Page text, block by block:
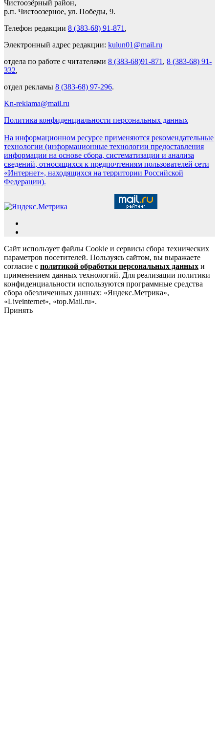
Чистоозёрный район,
р.п. Чистоозерное, ул. Победы, 9.
Телефон редакции 8 (383-68) 91-871 ,
Электронный адрес редакции: kulun01@mail.ru
отдела по работе с читателями 8 (383-68)91-871 , 8 (383-68) 91-
332,
отдел рекламы 8 (383-68) 97-296.
Kn-reklama@mail.ru
Политика конфиденциальности персональных данных
На информационном ресурсе применяются рекомендательные
технологии (информационные технологии предоставления
информации на основе сбора, систематизации и анализа
сведений, относящихся к предпочтениям пользователей сети
«Интернет», находящихся на территории Российской
Федерации).
Сайт использует файлы Cookie и сервисы сбора технических
параметров посетителей. Пользуясь сайтом, вы выражаете
согласие с политикой обработки персональных данных и
применением данных технологий. Для реализации политики
конфиденциальности используются программные средства
сбора обезличенных данных: «Яндекс.Метрика»,
«Liveinternet», «top.Mail.ru».
Принять